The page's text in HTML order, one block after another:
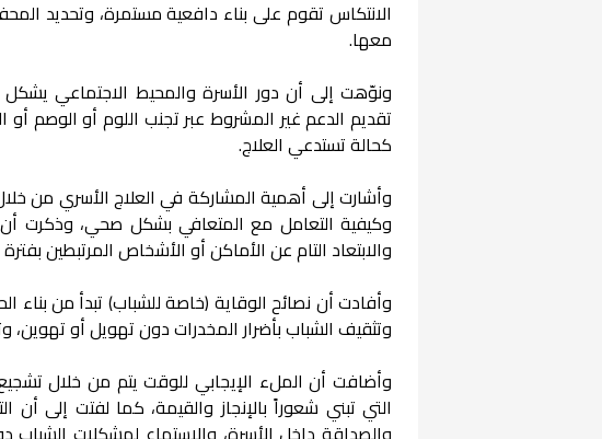
الانتكاس تقوم على بناء دافعية مستمرة، وتحديد
معها.
ونوّهت إلى أن دور الأسرة والمحيط الاجتماعي يشكل
تقديم الدعم غير المشروط عبر تجنب اللوم أو الوصم
كحالة تستدعي العلاج.
وأشارت إلى أهمية المشاركة في العلاج الأسري من
وكيفية التعامل مع المتعافي بشكل صحي، وذكرت أن
والابتعاد التام عن الأماكن أو الأشخاص المرتبطين
وأفادت أن نصائح الوقاية (خاصة للشباب) تبدأ من بناء
وتثقيف الشباب بأضرار المخدرات دون تهويل أو
وأضافت أن الملء الإيجابي للوقت يتم من خلال
التي تبني شعوراً بالإنجاز والقيمة، كما لفتت إلى أن